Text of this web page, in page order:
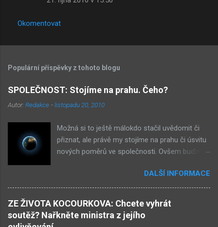
Okomentovat
Populární příspěvky z tohoto blogu
SPOLEČNOST: Stojíme na prahu. Čeho?
Autor: Redakce -listopadu 20, 2010
Možná si to ještě málokdo stačil uvědomit či
přiznat, ale právě my stojíme na prahu či úsvitu
nových poměrů ve společnosti. Ovšem buďme
Novými poměry ve společnosti myslím
přiklonění se s některé z nám již historicky
známých situací. Přiznejme si to otevřeně – je
to buď nová forma demokracie, anebo
nacismus. Těžko si někdo z nás mohl
DALŠÍ INFORMACE
ZE ŽIVOTA KOCOURKOVA: Chcete vyhrát
soutěž? Nařkněte ministra z jejího